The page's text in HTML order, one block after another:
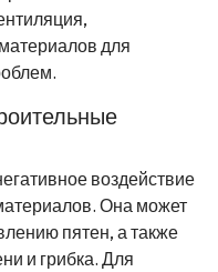
для
воздействие
Она может
пятен, а также
и грибка. Для